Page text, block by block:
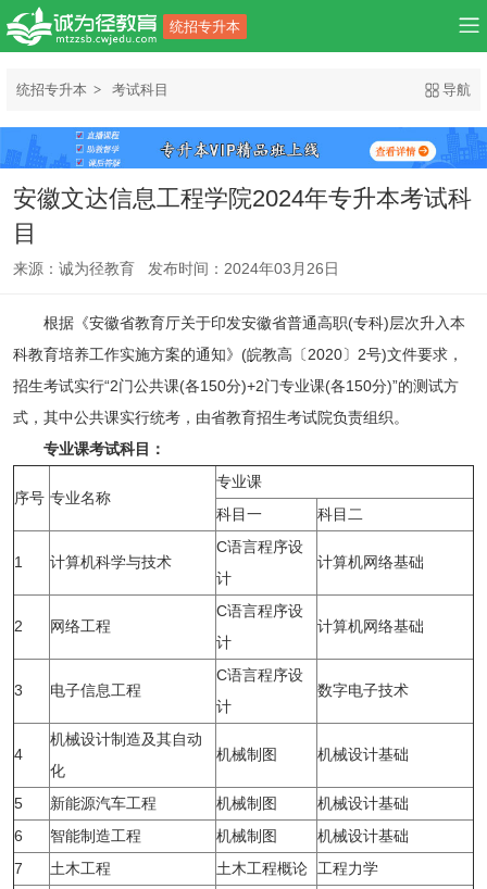
统招专升本
统招专升本 考试科目 导航
安徽文达信息工程学院2024年专升本考试科
目
来源：诚为径教育 发布时间：2024年03月26日
根据《安徽省教育厅关于印发安徽省普通高职(专科)层次升入本
科教育培养工作实施方案的通知》(皖教高〔2020〕2号)文件要求，
招生考试实行“2门公共课(各150分)+2门专业课(各150分)”的测试方
式，其中公共课实行统考，由省教育招生考试院负责组织。
专业课考试科目：
序号 专业名称
专业课
科目一
科目二
1 计算机科学与技术
C语言程序设
计
计算机网络基础
2 网络工程
C语言程序设
计
计算机网络基础
3 电子信息工程
C语言程序设
计
数字电子技术
4
机械设计制造及其自动
化
机械制图 机械设计基础
5 新能源汽车工程 机械制图
机械设计基础
6
智能制造工程 机械制图
机械设计基础
7
土木工程 土木工程概论
工程力学